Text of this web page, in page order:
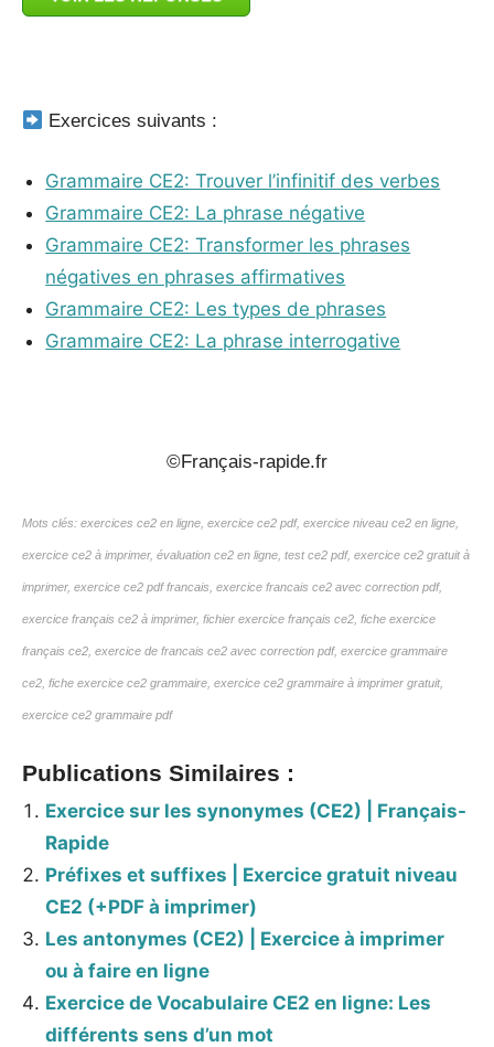
Exercices suivants :
Grammaire CE2: Trouver l’infinitif des verbes
Grammaire CE2: La phrase négative
Grammaire CE2: Transformer les phrases
négatives en phrases affirmatives
Grammaire CE2: Les types de phrases
Grammaire CE2: La phrase interrogative
©Français-rapide.fr
Mots clés: exercices ce2 en ligne, exercice ce2 pdf, exercice niveau ce2 en ligne,
exercice ce2 à imprimer, évaluation ce2 en ligne, test ce2 pdf, exercice ce2 gratuit à
imprimer, exercice ce2 pdf francais, exercice francais ce2 avec correction pdf,
exercice français ce2 à imprimer, fichier exercice français ce2, fiche exercice
français ce2, exercice de francais ce2 avec correction pdf, exercice grammaire
ce2, fiche exercice ce2 grammaire, exercice ce2 grammaire à imprimer gratuit,
exercice ce2 grammaire pdf
Publications Similaires :
Exercice sur les synonymes (CE2) | Français-
Rapide
Préfixes et suffixes | Exercice gratuit niveau
CE2 (+PDF à imprimer)
Les antonymes (CE2) | Exercice à imprimer
ou à faire en ligne
Exercice de Vocabulaire CE2 en ligne: Les
différents sens d’un mot